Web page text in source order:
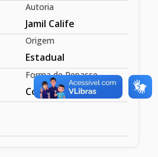
Autoria
Jamil Calife
Origem
Estadual
Forma de Repasse
Convênio